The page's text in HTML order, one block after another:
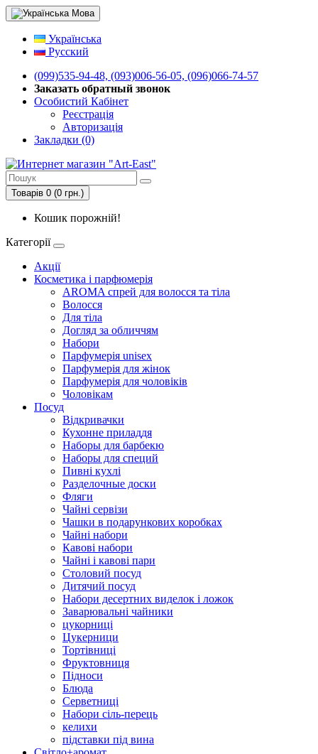
Мова
Українська
Русский
(099)535-94-48, (093)006-56-05, (096)066-74-57
Заказать обратный звонок
Особистий Кабінет
Реєстрація
Авторизація
Закладки (0)
Товарів 0 (0 грн.)
Кошик порожній!
Категорії
Акції
Косметика і парфюмерія
AROMA спрей для волосся та тіла
Волосся
Для тіла
Догляд за обличчям
Набори
Парфумерія unisex
Парфумерія для жінок
Парфумерія для чоловіків
Чоловікам
Посуд
Відкривачки
Кухонне приладдя
Наборы для барбекю
Наборы для специй
Пивні кухлі
Разделочные доски
Фляги
Чайні сервізи
Чашки в подарункових коробках
Чайні набори
Кавові набори
Чайні і кавові пари
Столовий посуд
Дитячий посуд
Набори десертних виделок і ложок
Заварювальні чайники
цукорниці
Цукерници
Тортівниці
Фруктовниця
Підноси
Блюда
Серветниці
Набори сіль-перець
келихи
підставки під вина